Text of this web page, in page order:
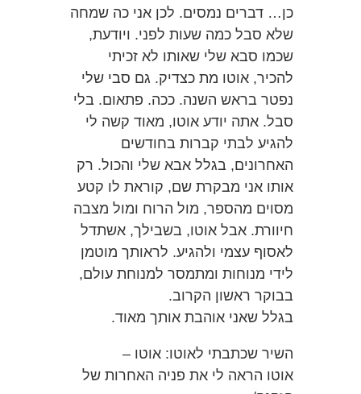
כן… דברים נמסים. לכן אני כה שמחה
שלא סבל כמה שעות לפני. ויודעת,
שכמו סבא שלי שאותו לא זכיתי
להכיר, אוטו מת כצדיק. גם סבי שלי
נפטר בראש השנה. ככה. פתאום. בלי
סבל. אתה יודע אוטו, מאוד קשה לי
להגיע לבתי קברות בחודשים
האחרונים, בגלל אבא שלי והכול. רק
אותו אני מבקרת שם, קוראת לו קטע
מסוים מהספר, מול הרוח ומול מצבה
חיוורת. אבל אוטו, בשבילך, אשתדל
לאסוף עצמי ולהגיע. לראותך מוטמן
לידי מנוחות ומתמסר למנוחת עולם,
בבוקר ראשון הקרוב.
בגלל שאני אוהבת אותך מאוד.
השיר שכתבתי לאוטו: אוטו –
אוטו הראה לי את פניה האחרות של